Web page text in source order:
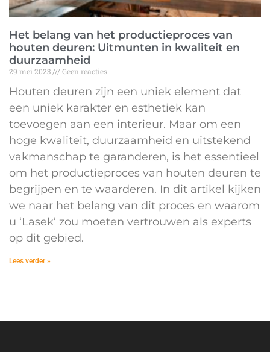
Het belang van het productieproces van
houten deuren: Uitmunten in kwaliteit en
duurzaamheid
29 mei 2023 Geen reacties
Houten deuren zijn een uniek element dat
een uniek karakter en esthetiek kan
toevoegen aan een interieur. Maar om een
hoge kwaliteit, duurzaamheid en uitstekend
vakmanschap te garanderen, is het essentieel
om het productieproces van houten deuren te
begrijpen en te waarderen. In dit artikel kijken
we naar het belang van dit proces en waarom
u ‘Lasek’ zou moeten vertrouwen als experts
op dit gebied.
Lees verder »